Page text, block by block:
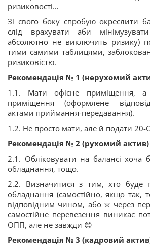
ризиковості…
Зі свого боку спробую окреслити
слід врахувати аби
абсолютно не виключить ризику)
тими самими таблицями,
ризиковістю.
Рекомендація № 1 (нерухомий
1.1. Мати офісне приміщення, а
приміщення (оформлене
актами приймання-передавання).
1.2. Не просто мати, але й подати
Рекомендація № 2 (рухомий актив)
2.1. Обліковувати на балансі хоча
обладнання, тощо.
2.2. Визначитися з тим, хто буде
обладнання (самостійно, якщо так,
відповідним чином, або ж через
самостійне перевезення виникає
ОПП, але не завжди 😊
Рекомендація № 3 (кадровий